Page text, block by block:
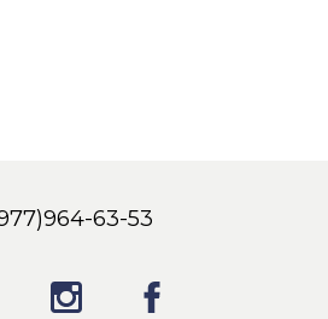
63-53